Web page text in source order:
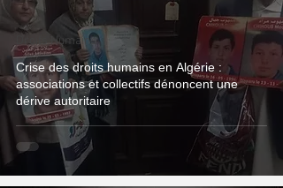
Crise des droits humains en Algérie :
associations et collectifs dénoncent une
dérive autoritaire
Droits Humains